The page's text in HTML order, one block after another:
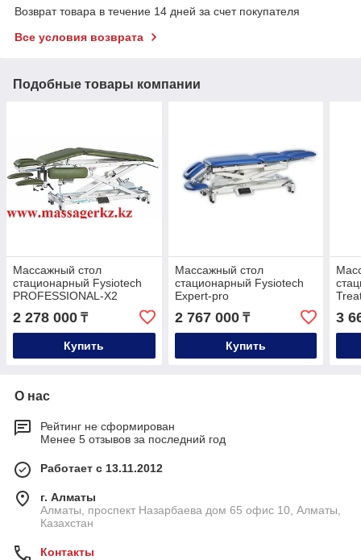
Возврат товара в течение 14 дней за счет покупателя
Все условия возврата
Подобные товары компании
Массажный стол
стационарный Fysiotech
PROFESSIONAL-X2
(Professional 2MX)
2 278 000 ₸
Купить
Массажный стол
стационарный Fysiotech
Expert-pro
2 767 000₸
Купить
3
О нас
Рейтинг не сформирован
Менее 5 отзывов за последний год
Работает с 13.11.2012
г. Алматы
Алматы, проспект Назарбаева дом 65 офис 10, Алматы,
Казахстан
Контакты